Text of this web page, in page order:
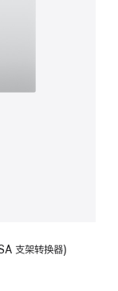
支架转换器)